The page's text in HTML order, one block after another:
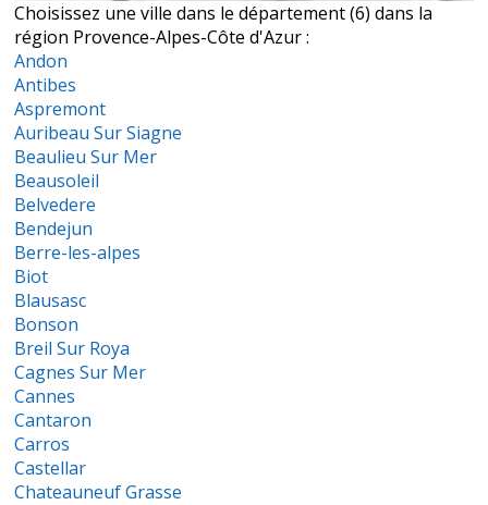
Choisissez une ville dans le département (6) dans la
région Provence-Alpes-Côte d'Azur :
Andon
Antibes
Aspremont
Auribeau Sur Siagne
Beaulieu Sur Mer
Beausoleil
Belvedere
Bendejun
Berre-les-alpes
Biot
Blausasc
Bonson
Breil Sur Roya
Cagnes Sur Mer
Cannes
Cantaron
Carros
Castellar
Chateauneuf Grasse